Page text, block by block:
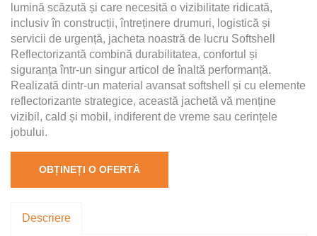
lumină scăzută și care necesită o vizibilitate ridicată,
inclusiv în construcții, întreținere drumuri, logistică și
servicii de urgență, jacheta noastră de lucru Softshell
Reflectorizantă combină durabilitatea, confortul și
siguranța într-un singur articol de înaltă performanță.
Realizată dintr-un material avansat softshell și cu elemente
reflectorizante strategice, această jachetă vă menține
vizibil, cald și mobil, indiferent de vreme sau cerințele
jobului.
OBȚINEȚI O OFERTĂ
Descriere